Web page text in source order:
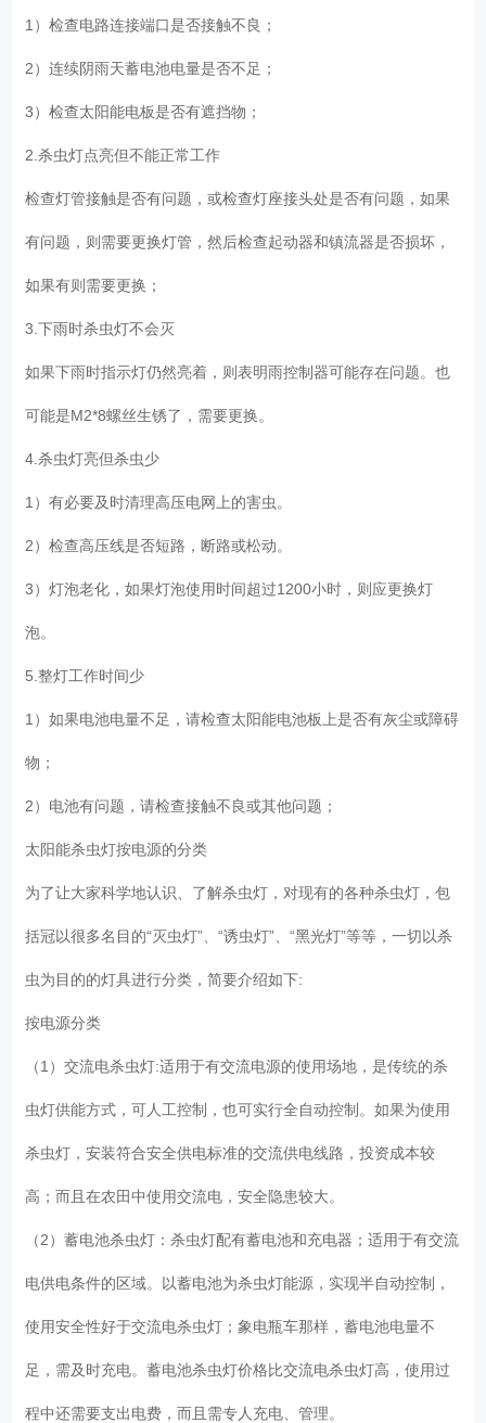
1）检查电路连接端口是否接触不良；
2）连续阴雨天蓄电池电量是否不足；
3）检查太阳能电板是否有遮挡物；
2.杀虫灯点亮但不能正常工作
检查灯管接触是否有问题，或检查灯座接头处是否有问题，如果
有问题，则需要更换灯管，然后检查起动器和镇流器是否损坏，
如果有则需要更换；
3.下雨时杀虫灯不会灭
如果下雨时指示灯仍然亮着，则表明雨控制器可能存在问题。也
可能是M2*8螺丝生锈了，需要更换。
4.杀虫灯亮但杀虫少
1）有必要及时清理高压电网上的害虫。
2）检查高压线是否短路，断路或松动。
3）灯泡老化，如果灯泡使用时间超过1200小时，则应更换灯
泡。
5.整灯工作时间少
1）如果电池电量不足，请检查太阳能电池板上是否有灰尘或障碍
物；
2）电池有问题，请检查接触不良或其他问题；
太阳能杀虫灯按电源的分类
为了让大家科学地认识、了解杀虫灯，对现有的各种杀虫灯，包
括冠以很多名目的“灭虫灯”、“诱虫灯”、“黑光灯”等等，一切以杀
虫为目的的灯具进行分类，简要介绍如下:
按电源分类
（1）交流电杀虫灯:适用于有交流电源的使用场地，是传统的杀
虫灯供能方式，可人工控制，也可实行全自动控制。如果为使用
杀虫灯，安装符合安全供电标准的交流供电线路，投资成本较
高；而且在农田中使用交流电，安全隐患较大。
（2）蓄电池杀虫灯：杀虫灯配有蓄电池和充电器；适用于有交流
电供电条件的区域。以蓄电池为杀虫灯能源，实现半自动控制，
使用安全性好于交流电杀虫灯；象电瓶车那样，蓄电池电量不
足，需及时充电。蓄电池杀虫灯价格比交流电杀虫灯高，使用过
程中还需要支出电费，而且需专人充电、管理。